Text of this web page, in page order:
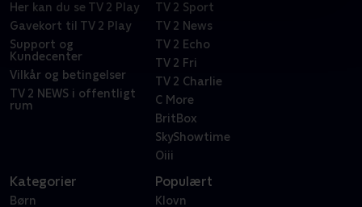
Her kan du se TV 2 Play
Gavekort til TV 2 Play
Support og
Kundecenter
Vilkår og betingelser
TV 2 NEWS i offentligt
rum
TV 2 Sport
TV 2 News
TV 2 Echo
TV 2 Fri
TV 2 Charlie
C More
BritBox
SkyShowtime
Oiii
Kategorier
Børn
Populært
Klovn